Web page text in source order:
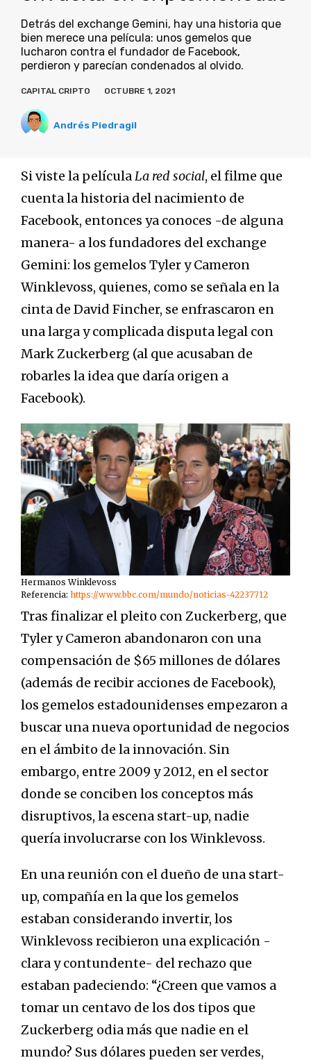
Detrás del exchange Gemini, hay una historia que
bien merece una película: unos gemelos que
lucharon contra el fundador de Facebook,
perdieron y parecían condenados al olvido.
CAPITAL CRIPTO OCTUBRE 1, 2021
Andrés Piedragil
Si viste la películaLa red social, el filme que
cuenta la historia del nacimiento de
Facebook, entonces ya conoces -de alguna
manera- a los fundadores del exchange
Gemini: los gemelos Tyler y Cameron
Winklevoss, quienes, como se señala en la
cinta de David Fincher, se enfrascaron en
una larga y complicada disputa legal con
Mark Zuckerberg (al que acusaban de
robarles la idea que daría origen a
Facebook).
Hermanos Winklevoss
Referencia: https://www.bbc.com/mundo/noticias-42237712
Tras finalizar el pleito con Zuckerberg, que
Tyler y Cameron abandonaron con una
compensación de $65 millones de dólares
(además de recibir acciones de Facebook),
los gemelos estadounidenses empezaron a
buscar una nueva oportunidad de negocios
en el ámbito de la innovación. Sin
embargo, entre 2009 y 2012, en el sector
donde se conciben los conceptos más
disruptivos, la escena start-up, nadie
quería involucrarse con los Winklevoss.
En una reunión con el dueño de una start-
up, compañía en la que los gemelos
estaban considerando invertir, los
Winklevoss recibieron una explicación -
clara y contundente- del rechazo que
estaban padeciendo: “¿Creen que vamos a
tomar un centavo de los dos tipos que
Zuckerberg odia más que nadie en el
mundo? Sus dólares pueden ser verdes,